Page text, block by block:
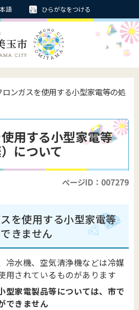
語 ひらがなをつける
ロンガスを使用する小型家電等の処
用する小型家電等
について
ページID：007279
を使用する小型家電等
きません
冷水機、空気清浄機などは冷媒
用されているものがあります
型家電製品等については、市で
できません